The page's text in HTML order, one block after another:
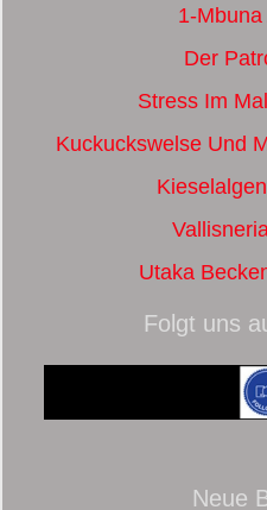
1-
Der
Stress Im
Kuckuckswelse Und
Utaka
Folgt uns
Neue